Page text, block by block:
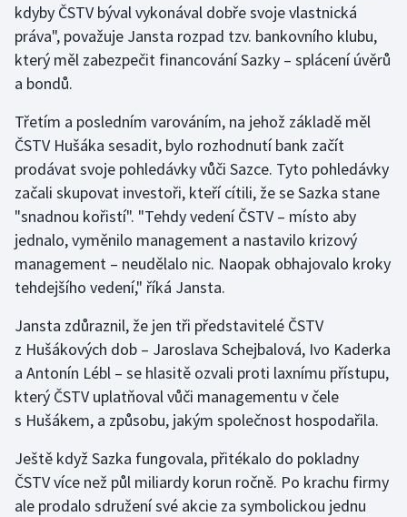
kdyby ČSTV býval vykonával dobře svoje vlastnická
práva", považuje Jansta rozpad tzv. bankovního klubu,
který měl zabezpečit financování Sazky – splácení úvěrů
a bondů.
Třetím a posledním varováním, na jehož základě měl
ČSTV Hušáka sesadit, bylo rozhodnutí bank začít
prodávat svoje pohledávky vůči Sazce. Tyto pohledávky
začali skupovat investoři, kteří cítili, že se Sazka stane
"snadnou kořistí". "Tehdy vedení ČSTV – místo aby
jednalo, vyměnilo management a nastavilo krizový
management – neudělalo nic. Naopak obhajovalo kroky
tehdejšího vedení," říká Jansta.
Jansta zdůraznil, že jen tři představitelé ČSTV
z Hušákových dob – Jaroslava Schejbalová, Ivo Kaderka
a Antonín Lébl – se hlasitě ozvali proti laxnímu přístupu,
který ČSTV uplatňoval vůči managementu v čele
s Hušákem, a způsobu, jakým společnost hospodařila.
Ještě když Sazka fungovala, přitékalo do pokladny
ČSTV více než půl miliardy korun ročně. Po krachu firmy
ale prodalo sdružení své akcie za symbolickou jednu